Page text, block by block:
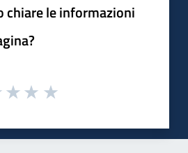
chiare le informazioni